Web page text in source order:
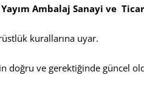
Yayım Ambalaj Sanayi ve
kurallarına uyar.
doğru ve gerektiğinde güncel